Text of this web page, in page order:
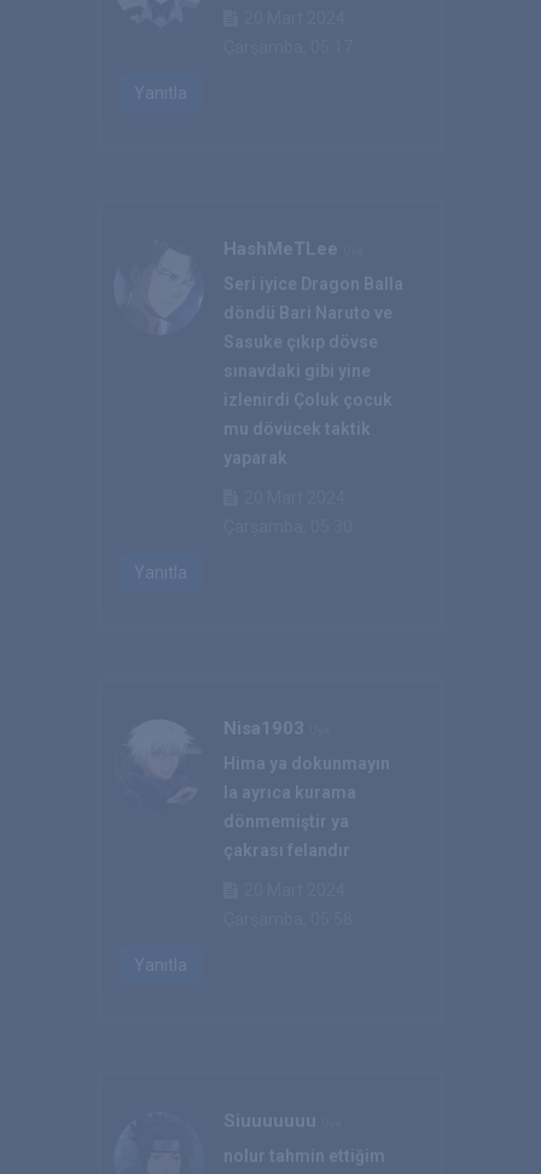
Yanıtla
HashMeTLee
Seri iyice Dragon Balla
döndü Bari Naruto ve
Sasuke çıkıp dövse
sınavdaki gibi yine
izlenirdi Çoluk çocuk
mu dövücek taktik
yaparak
Yanıtla
Nisa1903
Hima ya dokunmayın
la ayrıca kurama
dönmemiştir ya
çakrası felandır
Yanıtla
Siuuuuuuu
nolur tahmin ettiğim